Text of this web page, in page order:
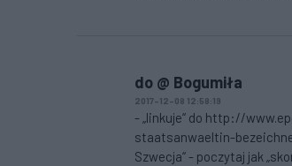
do @ Bogumiła
2017-12-08 12:58:19
- „linkuje“ do http://
staatsanwaeltin-
Szwecja“ - poczytaj jak